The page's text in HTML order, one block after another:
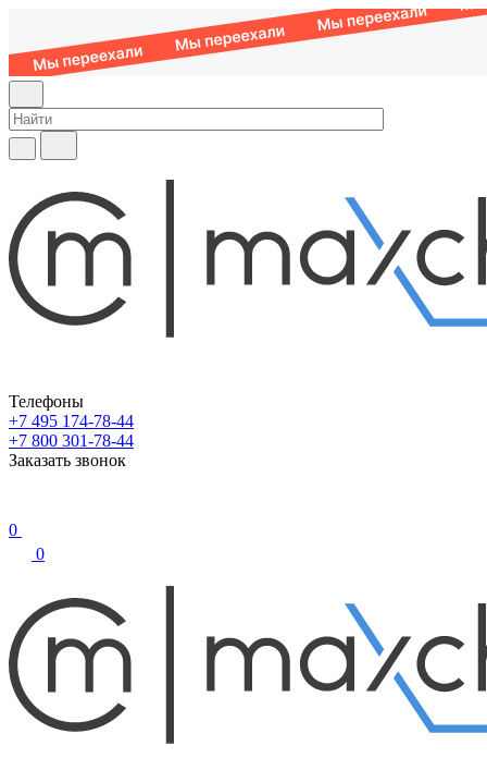
Телефоны
+7 495 174-78-44
+7 800 301-78-44
Заказать звонок
0
0